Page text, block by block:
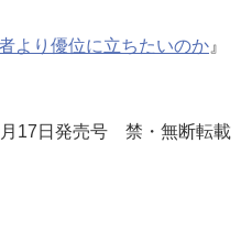
より優位に立ちたいのか 』
月17日発売号 禁・無断転載